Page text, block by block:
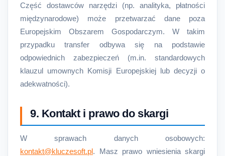
Część dostawców narzędzi (np. analityka, płatności
międzynarodowe) może przetwarzać dane poza
Europejskim Obszarem Gospodarczym. W takim
przypadku transfer odbywa się na podstawie
odpowiednich zabezpieczeń (m.in. standardowych
klauzul umownych Komisji Europejskiej lub decyzji o
adekwatności).
9. Kontakt i prawo do skargi
W sprawach danych osobowych:
kontakt@kluczesoft.pl. Masz prawo wniesienia skargi